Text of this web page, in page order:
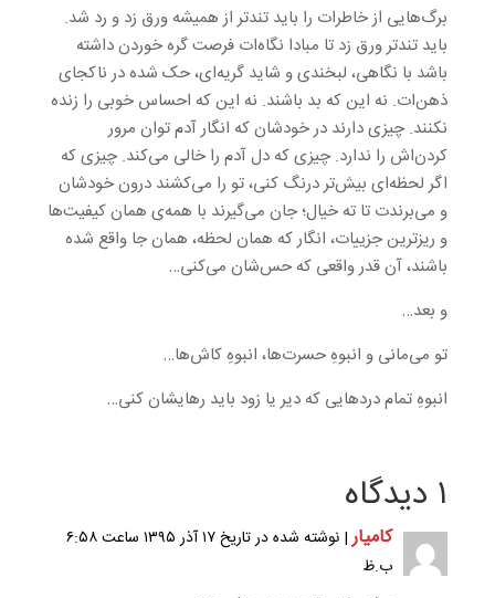
برگ‌هایی از خاطرات را باید تندتر از همیشه ورق زد و رد شد.
باید تندتر ورق زد تا مبادا نگاه‌ات فرصت گره خوردن داشته
باشد با نگاهی، لبخندی و شاید گریه‌ای، حک شده در ناکجای
ذهن‌ات. نه این که بد باشند. نه این که احساس خوبی را زنده
نکنند. چیزی دارند در خودشان که انگار آدم توان مرور
کردن‌اش را ندارد. چیزی که دل آدم را خالی می‌کند. چیزی که
اگر لحظه‌ای بیش‌تر درنگ کنی، تو را می‌کشند درون خودشان
و می‌برندت تا ته خیال؛ جان می‌گیرند با همه‌ی همان کیفیت‌ها
و ریزترین جزییات، انگار که همان لحظه، همان جا واقع شده
باشند، آن قدر واقعی که حس‌شان می‌کنی…
و بعد…
تو می‌مانی و انبوهِ حسرت‌ها، انبوهِ کاش‌ها…
انبوهِ تمام دردهایی که دیر یا زود باید رهایشان کنی…
۱ دیدگاه
کامیار
| نوشته شده در تاریخ ۱۷ آذر ۱۳۹۵ ساعت ۶:۵۸
ب.ظ